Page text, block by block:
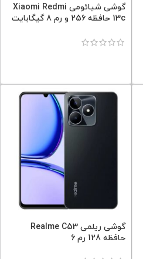
گوشی شیائومی Xiaomi Redmi
13c حافظه 256 و رم 8 گیگابایت
گوشی ریلمی Realme C53
حافظه 128 رم 6